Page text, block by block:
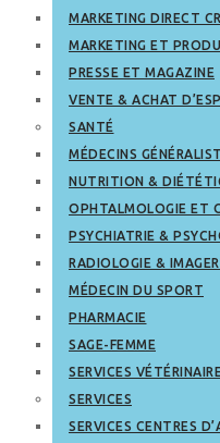
MARKETING DIRECT
MARKETING ET
PRESSE ET MAGAZINE
VENTE & ACHAT
SANTÉ
MÉDECINS
NUTRITION &
OPHTALMOLOGIE ET
PSYCHIATRIE &
RADIOLOGIE &
MÉDECIN DU SPORT
PHARMACIE
SAGE-FEMME
SERVICES
SERVICES
SERVICES CENTRES